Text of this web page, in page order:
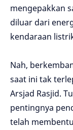
mengepakkan
diluar dari
kendaraan
Nah,
saat ini tak
Arsjad Rasjid.
pentingnya
telah